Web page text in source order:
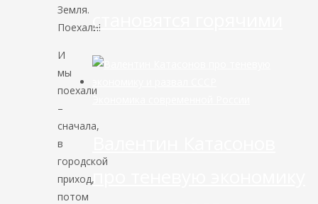
Земля.
Поехали!
И
мы
поехали
–
сначала,
в
городской
приход,
потом
становятся горячими
про теневую экономику